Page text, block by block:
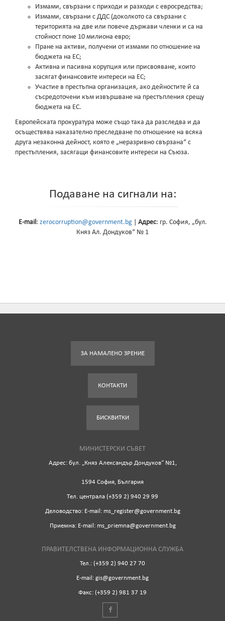
Измами, свързани с приходи и разходи с евросредства;
Измами, свързани с ДДС (доколкото са свързани с
територията на две или повече държави членки и са на
стойност поне 10 милиона евро;
Пране на активи, получени от измами по отношение на
бюджета на ЕС;
Активна и пасивна корупция или присвояване, които
засягат финансовите интереси на ЕС;
Участие в престъпна организация, ако дейностите й са
съсредоточени към извършване на престъпления срещу
бюджета на ЕС.
Европейската прокуратура може също така да разследва и да
осъществява наказателно преследване по отношение на всяка
друга незаконна дейност, която е „неразривно свързана“ с
престъпления, засягащи финансовите интереси на Съюза.
Подаване на сигнали на:
E-mail: zerocorruption@government.bg| Адрес: гр. София, „бул.
Княз Ал. Дондуков“ № 1
ЗА НАМАЛЕНО ЗРЕНИЕ
КОНТАКТИ
БИСКВИТКИ
МИНИСТЕРСКИ СЪВЕТ
Адрес: бул. „Княз Александър Дондуков“ №1,
1594 София, България
Tел. централа (+359 2) 940 29 99
Деловодство: Е-mail: ms_register@government.bg
Приемна: Е-mail: ms_priemna@government.bg
ПРАВИТЕЛСТВЕНА ИНФОРМАЦИОННА СЛУЖБА
Тел.: (+359 2) 940 27 70
Е-mail: gis@government.bg
Факс: (+359 2) 981 37 19